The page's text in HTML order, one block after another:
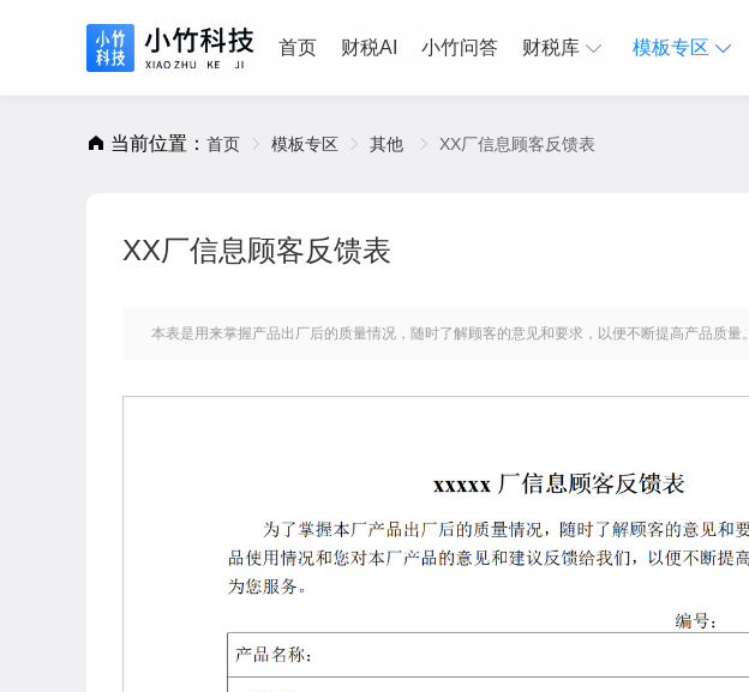
首页 财税AI 小竹问答 财税库 模板专区
当前位置： 首页 模板专区 其他 XX厂信息顾客反馈表
XX厂信息顾客反馈表
本表是用来掌握产品出厂后的质量情况，随时了解顾客的意见和要求，以便不断提高产品质量。